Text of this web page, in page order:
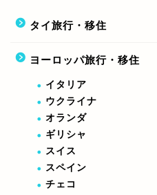
タイ旅行・移住
ヨーロッパ旅行・移住
イタリア
ウクライナ
オランダ
ギリシャ
スイス
スペイン
チェコ